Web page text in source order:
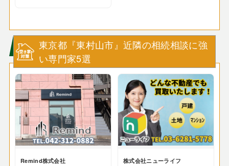
東京都『東村山市』近隣の相続相談に強
い専門家5選
Remind株式会社 株式会社ニューライフ